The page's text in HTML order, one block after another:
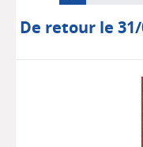
De retour le